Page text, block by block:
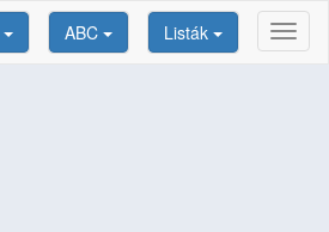
Listák
ABC